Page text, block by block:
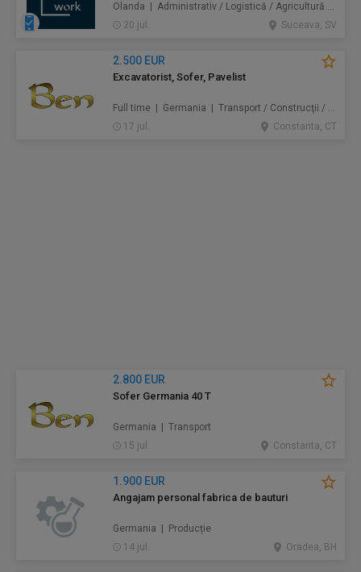
Olanda | Administrativ / Logistică / Agricultură / Silvicultură / Prestări servicii / Producție /
20 jul.
Suceava, SV
2.500 EUR
Excavatorist, Sofer, Pavelist
Full time | Germania | Transport / Construcţii / Amenajări
17 jul.
Constanta, CT
2.800 EUR
Sofer Germania 40 T
Germania | Transport
15 jul.
Constanta, CT
1.900 EUR
Angajam personal fabrica de bauturi
Germania | Producție
14 jul.
Oradea, BH